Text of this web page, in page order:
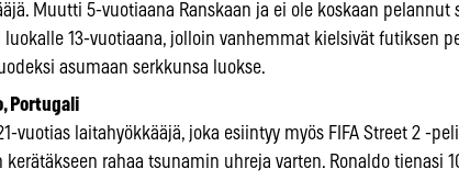
Muutti 5-vuotiaana Ranskaan ja ei ole koskaan pelannut
luokalle 13-vuotiaana, jolloin vanhemmat kielsivät futiksen
asumaan serkkunsa luokse.
Portugali
vuotias laitahyökkääjä, joka esiintyy myös FIFA Street 2 -
kerätäkseen rahaa tsunamin uhreja varten. Ronaldo tienasi